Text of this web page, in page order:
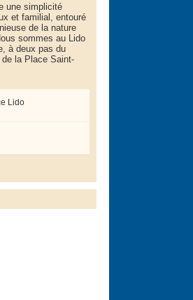
une simplicité
et familial, entouré
de la nature
sommes au Lido
à deux pas du
la Place Saint-
Lido